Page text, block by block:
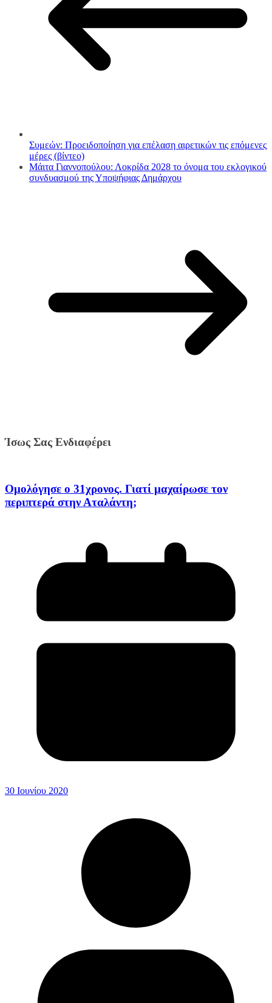
Συμεών: Προειδοποίηση για επέλαση αιρετικών τις επόμενες
μέρες (βίντεο)
Μάιτα Γιαννοπούλου: Λοκρίδα 2028 το όνομα του εκλογικού
συνδυασμού της Υποψήφιας Δημάρχου
Ίσως Σας Ενδιαφέρει
Ομολόγησε ο 31χρονος. Γιατί μαχαίρωσε τον
περιπτερά στην Αταλάντη;
30 Ιουνίου 2020